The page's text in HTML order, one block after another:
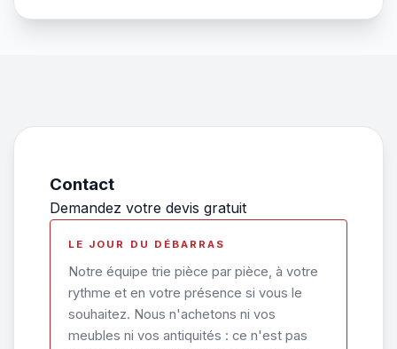
Contact
Demandez votre devis gratuit
LE JOUR DU DÉBARRAS
Notre équipe trie pièce par pièce, à votre
rythme et en votre présence si vous le
souhaitez. Nous n'achetons ni vos
meubles ni vos antiquités : ce n'est pas